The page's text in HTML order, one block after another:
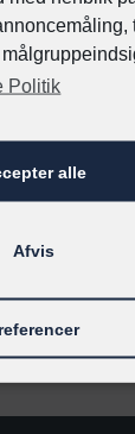
Politik
alle
Afvis
at byde på:
og
Hver og
og
om